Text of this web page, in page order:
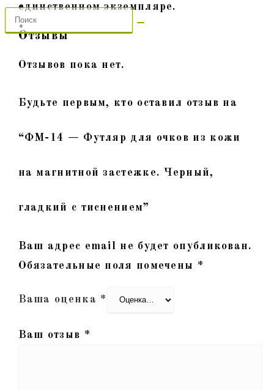
САЙТУ
единственном экземпляре.
Отзывы
Отзывов пока нет.
Будьте первым, кто оставил отзыв на
“ФМ-14 — Футляр для очков из кожи
на магнитной застежке. Черный,
гладкий с тиснением”
Ваш адрес email не будет опубликован.
Обязательные поля помечены *
Ваша оценка *
Ваш отзыв *